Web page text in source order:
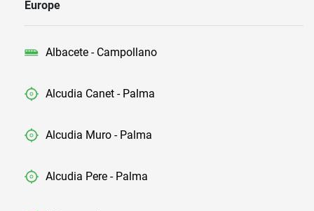
Europe
Albacete - Campollano
Alcudia Canet - Palma
Alcudia Muro - Palma
Alcudia Pere - Palma